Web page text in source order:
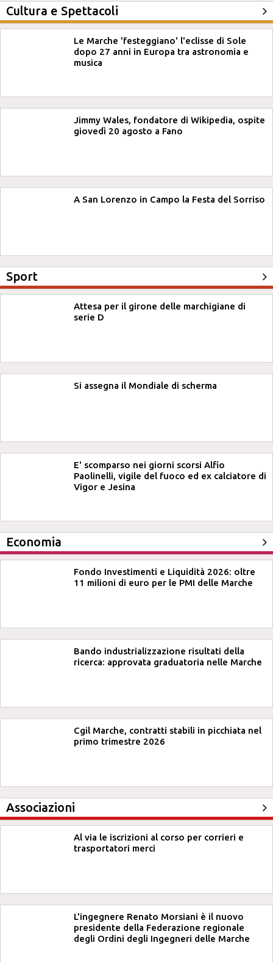
Cultura e Spettacoli
Le Marche 'festeggiano' l'eclisse di Sole
dopo 27 anni in Europa tra astronomia e
musica
Jimmy Wales, fondatore di Wikipedia, ospite
giovedì 20 agosto a Fano
A San Lorenzo in Campo la Festa del Sorriso
Sport
Attesa per il girone delle marchigiane di
serie D
Si assegna il Mondiale di scherma
E' scomparso nei giorni scorsi Alfio
Paolinelli, vigile del fuoco ed ex calciatore di
Vigor e Jesina
Economia
Fondo Investimenti e Liquidità 2026: oltre
11 milioni di euro per le PMI delle Marche
Bando industrializzazione risultati della
ricerca: approvata graduatoria nelle Marche
Cgil Marche, contratti stabili in picchiata nel
primo trimestre 2026
Associazioni
Al via le iscrizioni al corso per corrieri e
trasportatori merci
L'ingegnere Renato Morsiani è il nuovo
presidente della Federazione regionale
degli Ordini degli Ingegneri delle Marche